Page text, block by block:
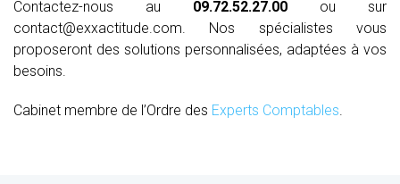
Contactez-nous au 09.72.52.27.00 ou sur
contact@exxactitude.com. Nos spécialistes vous
proposeront des solutions personnalisées, adaptées à vos
besoins.
Cabinet membre de l’Ordre des Experts Comptables